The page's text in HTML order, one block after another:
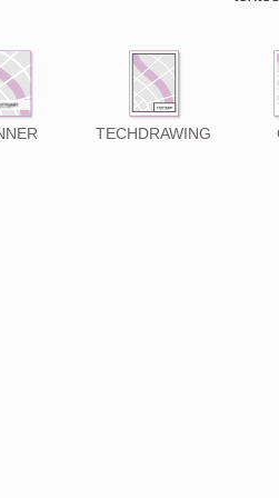
TECHDRAWING